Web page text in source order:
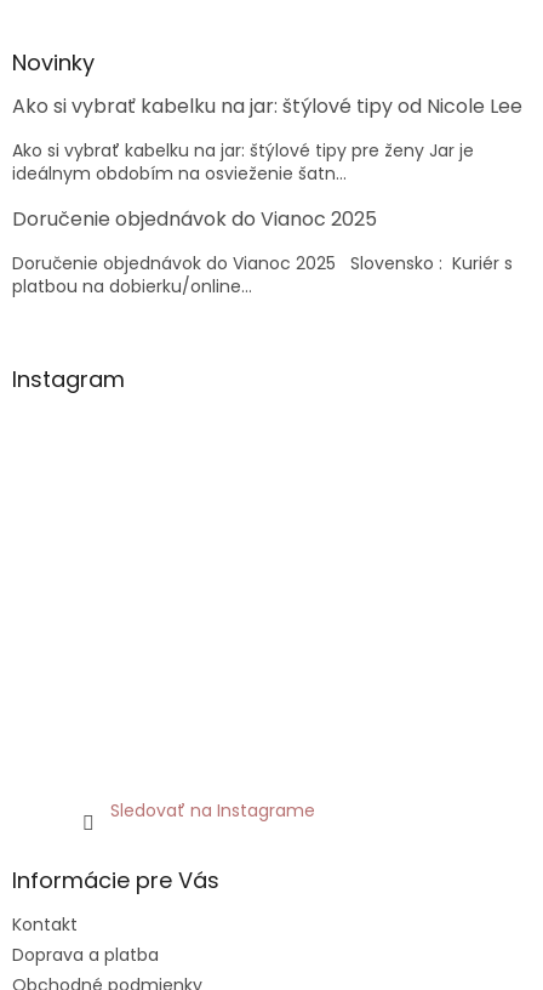
äNovinky
Ako si vybrať kabelku na jar: štýlové tipy od Nicole Lee
Ako si vybrať kabelku na jar: štýlové tipy pre ženy Jar je
ideálnym obdobím na osvieženie šatn...
Doručenie objednávok do Vianoc 2025
Doručenie objednávok do Vianoc 2025 Slovensko : Kuriér s
platbou na dobierku/online...
Instagram
Sledovať na Instagrame
Informácie pre Vás
Kontakt
Doprava a platba
Obchodné podmienky